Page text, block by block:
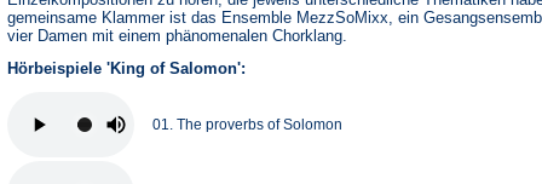
gemeinsame Klammer ist das Ensemble MezzSoMixx, ein
vier Damen mit einem phänomenalen Chorklang.
Hörbeispiele 'King of Salomon':
01. The proverbs of Solomon